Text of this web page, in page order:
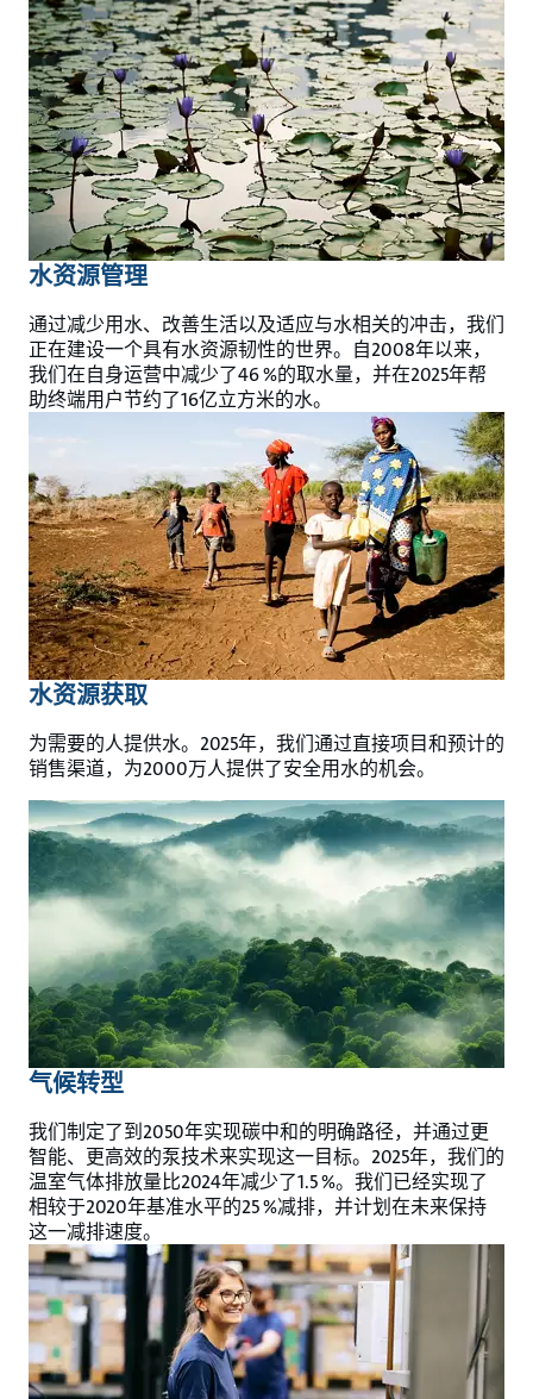
水资源管理
通过减少用水、改善生活以及适应与水相关的冲击，我们
正在建设一个具有水资源韧性的世界。自2008年以来，
我们在自身运营中减少了46 %的取水量，并在2025年帮
助终端用户节约了16亿立方米的水。
水资源获取
为需要的人提供水。2025年，我们通过直接项目和预计的
销售渠道，为2000万人提供了安全用水的机会。
气候转型
我们制定了到2050年实现碳中和的明确路径，并通过更
智能、更高效的泵技术来实现这一目标。2025年，我们的
温室气体排放量比2024年减少了1.5 %。我们已经实现了
相较于2020年基准水平的25 %减排，并计划在未来保持
这一减排速度。